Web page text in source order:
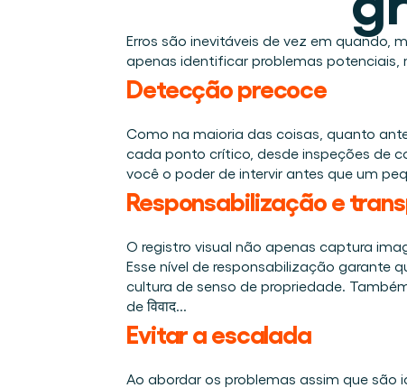
O time que está construindo a camada de execução
Carreiras
Venha para o nosso time e ajude a tornar a
Cases de sucesso
Resultados que LSPs e embarcadores alcançam com a
Fale conosco
Tem alguma dúvida? Estamos a uma mensagem de
Programa de Indicação
Ajude sua rede a otimizar a logística e ganhe por isso!
Conecte a Cargosnap ao seu stack de tecnologia atual.
Eventos que participamos e sessões que organizamos.
Checklists
Checklists gratuitos para sua operação, prontos para
Erros são inevitáveis de vez em
apenas identificar problemas potenciais,
Detecção precoce
Como na maioria das coisas, quanto
cada ponto crítico, desde inspeções de
você o poder de intervir antes que um
Responsabilização e
O registro visual não apenas captura
Esse nível de responsabilização garante
cultura de senso de propriedade.
de विवाद...
Evitar a escalada
Ao abordar os problemas assim que